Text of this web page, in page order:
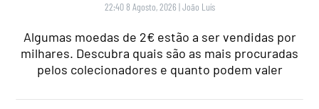
22:40 8 Agosto, 2026 |João Luís
Algumas moedas de 2€ estão a ser vendidas por
milhares. Descubra quais são as mais procuradas
pelos colecionadores e quanto podem valer